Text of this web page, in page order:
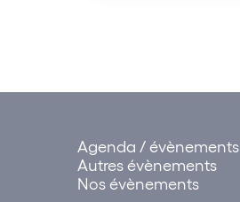
Agenda / évènements
Autres évènements
Nos évènements